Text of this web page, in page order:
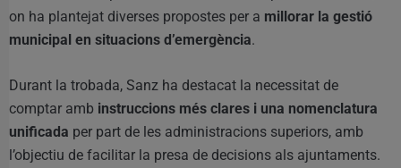
on ha plantejat diverses propostes per a millorar la gestió
municipal en situacions d’emergència.
Durant la trobada, Sanz ha destacat la necessitat de
comptar amb instruccions més clares i una nomenclatura
unificada per part de les administracions superiors, amb
l’objectiu de facilitar la presa de decisions als ajuntaments.